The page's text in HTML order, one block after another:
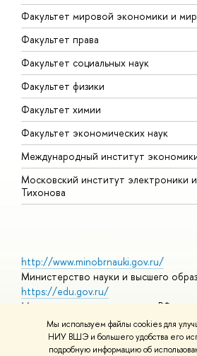
Мы используем файлы cookies для
НИУ ВШЭ и большего удобства его
подробную информацию об
Факультет мировой экономики и
Факультет права
Факультет социальных наук
Факультет физики
Факультет химии
Факультет экономических наук
Международный институт
Московский институт электроники
Тихонова
http://www.minobrnauki.gov.ru/
Министерство науки и высшего
https://edu.gov.ru/
Министерство просвещения РФ
https://elearning.hse.ru/mooc
Массовые открытые онлайн-курсы